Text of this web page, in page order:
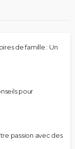
de famille : Un
pour
passion avec des